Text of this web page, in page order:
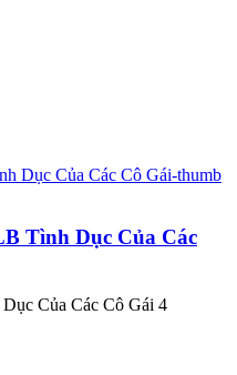
Tình Dục Của Các
Của Các Cô Gái 4